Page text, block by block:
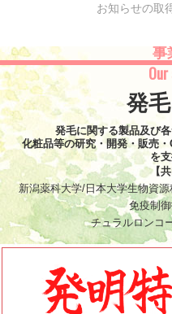
お知らせの取
事
発
発毛に関する製品及び
化粧品等の研究・開発・販売
を
【共
新潟薬科大学/日本大学生物資
免疫制
チュラルロンコ